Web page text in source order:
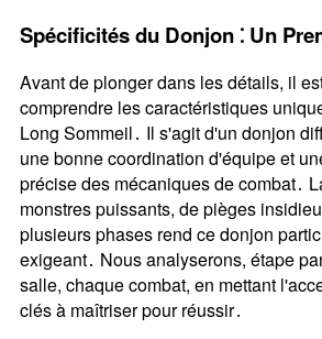
Spécificités du Donjon ⁚ Un
Avant de plonger dans les détails, il
comprendre les caractéristiques
Long Sommeil․ Il s'agit d'un donjon
une bonne coordination d'équipe et
précise des mécaniques de combat․
monstres puissants, de pièges
plusieurs phases rend ce donjon
exigeant․ Nous analyserons, étape
salle, chaque combat, en mettant
clés à maîtriser pour réussir․